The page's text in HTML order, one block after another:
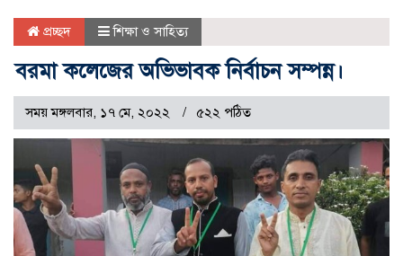
প্রচ্ছদ শিক্ষা ও সাহিত্য
বরমা কলেজের অভিভাবক নির্বাচন সম্পন্ন।
সময় মঙ্গলবার, ১৭ মে, ২০২২ ৫২২ পঠিত